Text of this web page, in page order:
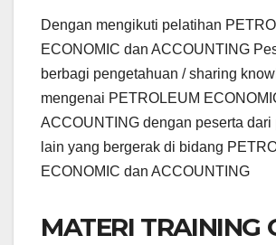
Dengan mengikuti pelatihan
ECONOMIC dan ACCOUNTING
berbagi pengetahuan / sharing
mengenai PETROLEUM
ACCOUNTING dengan peserta dari
lain yang bergerak di bidang
ECONOMIC dan ACCOUNTING
MATERI TRAINING